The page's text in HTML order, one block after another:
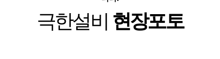
극한설비 현장포토